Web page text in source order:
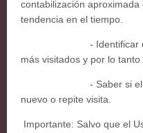
contabilización
tendencia en el tiempo.
- Identificar de
más visitados y por lo
- Saber si el
nuevo o repite visita.
Importante: Salvo que el